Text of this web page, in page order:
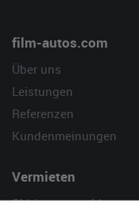
film-autos.com
Über uns
Leistungen
Referenzen
Kundenmeinungen
Vermieten